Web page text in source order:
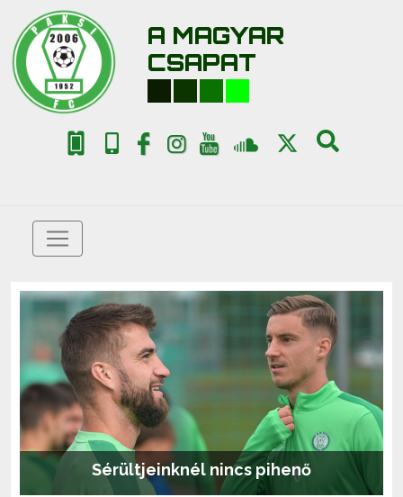
A MAGYAR
CSAPAT
Sérültjeinknél nincs pihenő